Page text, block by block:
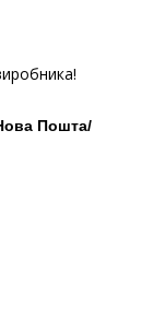
Пошта/